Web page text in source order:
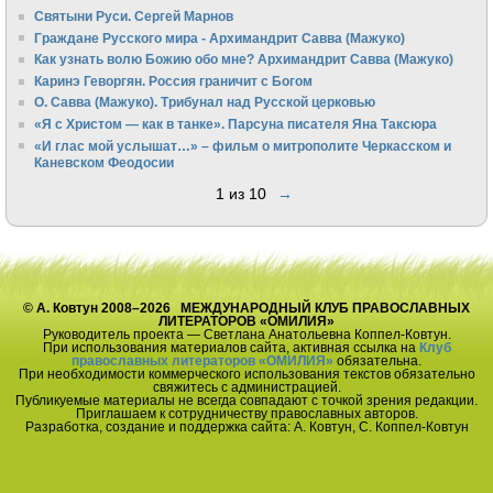
Святыни Руси. Сергей Марнов
Граждане Русского мира - Архимандрит Савва (Мажуко)
Как узнать волю Божию обо мне? Архимандрит Савва (Мажуко)
Каринэ Геворгян. Россия граничит с Богом
О. Савва (Мажуко). Трибунал над Русской церковью
«Я с Христом — как в танке». Парсуна писателя Яна Таксюра
«И глас мой услышат…» – фильм о митрополите Черкасском и
Каневском Феодосии
1 из 10 →
© А. Ковтун 2008–2026 МЕЖДУНАРОДНЫЙ КЛУБ ПРАВОСЛАВНЫХ
ЛИТЕРАТОРОВ «ОМИЛИЯ»
Руководитель проекта — Светлана Анатольевна Коппел-Ковтун.
При использования материалов сайта, активная ссылка на Клуб
православных литераторов «ОМИЛИЯ» обязательна.
При необходимости коммерческого использования текстов обязательно
свяжитесь с администрацией.
Публикуемые материалы не всегда совпадают с точкой зрения редакции.
Приглашаем к сотрудничеству православных авторов.
Разработка, создание и поддержка сайта: А. Ковтун, С. Коппел-Ковтун